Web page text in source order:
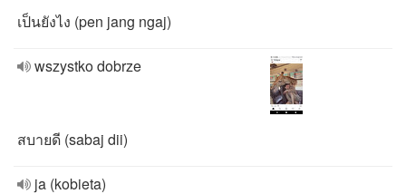
เป็นยังไง (pen jang ngaj)
wszystko dobrze
สบายดี (sabaj dii)
ja (kobieta)